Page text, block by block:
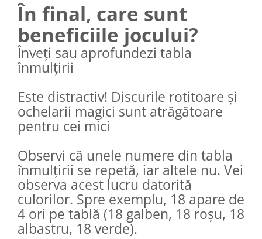
În final, care sunt
beneficiile jocului?
Înveți sau aprofundezi tabla
înmulțirii
Este distractiv! Discurile rotitoare și
ochelarii magici sunt atrăgătoare
pentru cei mici
Observi că unele numere din tabla
înmulțirii se repetă, iar altele nu. Vei
observa acest lucru datorită
culorilor. Spre exemplu, 18 apare de
4 ori pe tablă (18 galben, 18 roșu, 18
albastru, 18 verde).